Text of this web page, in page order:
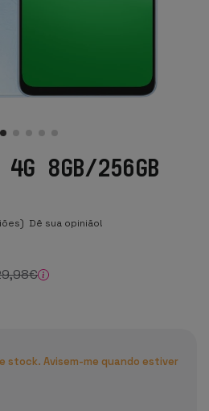
8GB/256GB
Dê sua opinião!
,98€
stock. Avisem-me quando estiver